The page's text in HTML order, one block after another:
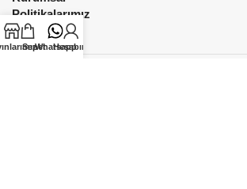
Politikalarımız
SepetWhatsapp
Hesabım